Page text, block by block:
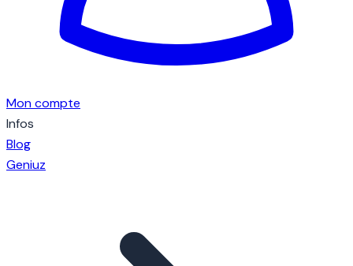
Mon compte
Infos
Blog
Geniuz